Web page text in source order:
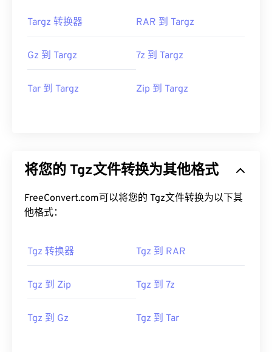
Targz 转换器 RAR 到 Targz
Gz 到 Targz 7z 到 Targz
Tar 到 Targz Zip 到 Targz
将您的 Tgz文件转换为其他格式
FreeConvert.com可以将您的 Tgz文件转换为以下其
他格式：
Tgz 转换器 Tgz 到 RAR
Tgz 到 Zip Tgz 到 7z
Tgz 到 Gz Tgz 到 Tar